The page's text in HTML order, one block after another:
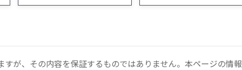
が、その内容を保証するものではありません。本ページの情報